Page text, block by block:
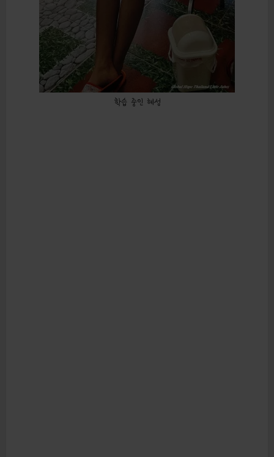
학습 중인 혜성